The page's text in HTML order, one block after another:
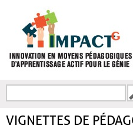
FORMULAIRE DE
VIGNETTES DE